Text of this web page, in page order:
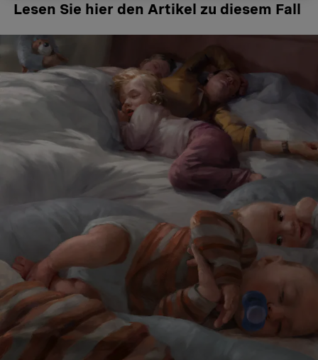
Lesen Sie hier den Artikel zu diesem Fall